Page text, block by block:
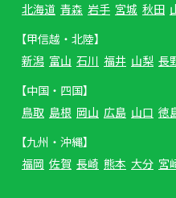
北海道 青森 岩手 宮城 秋田
【甲信越・北陸】
新潟 富山 石川 福井 山梨 長
【中国・四国】
鳥取 島根 岡山 広島 山口 徳
【九州・沖縄】
福岡 佐賀 長崎 熊本 大分 宮